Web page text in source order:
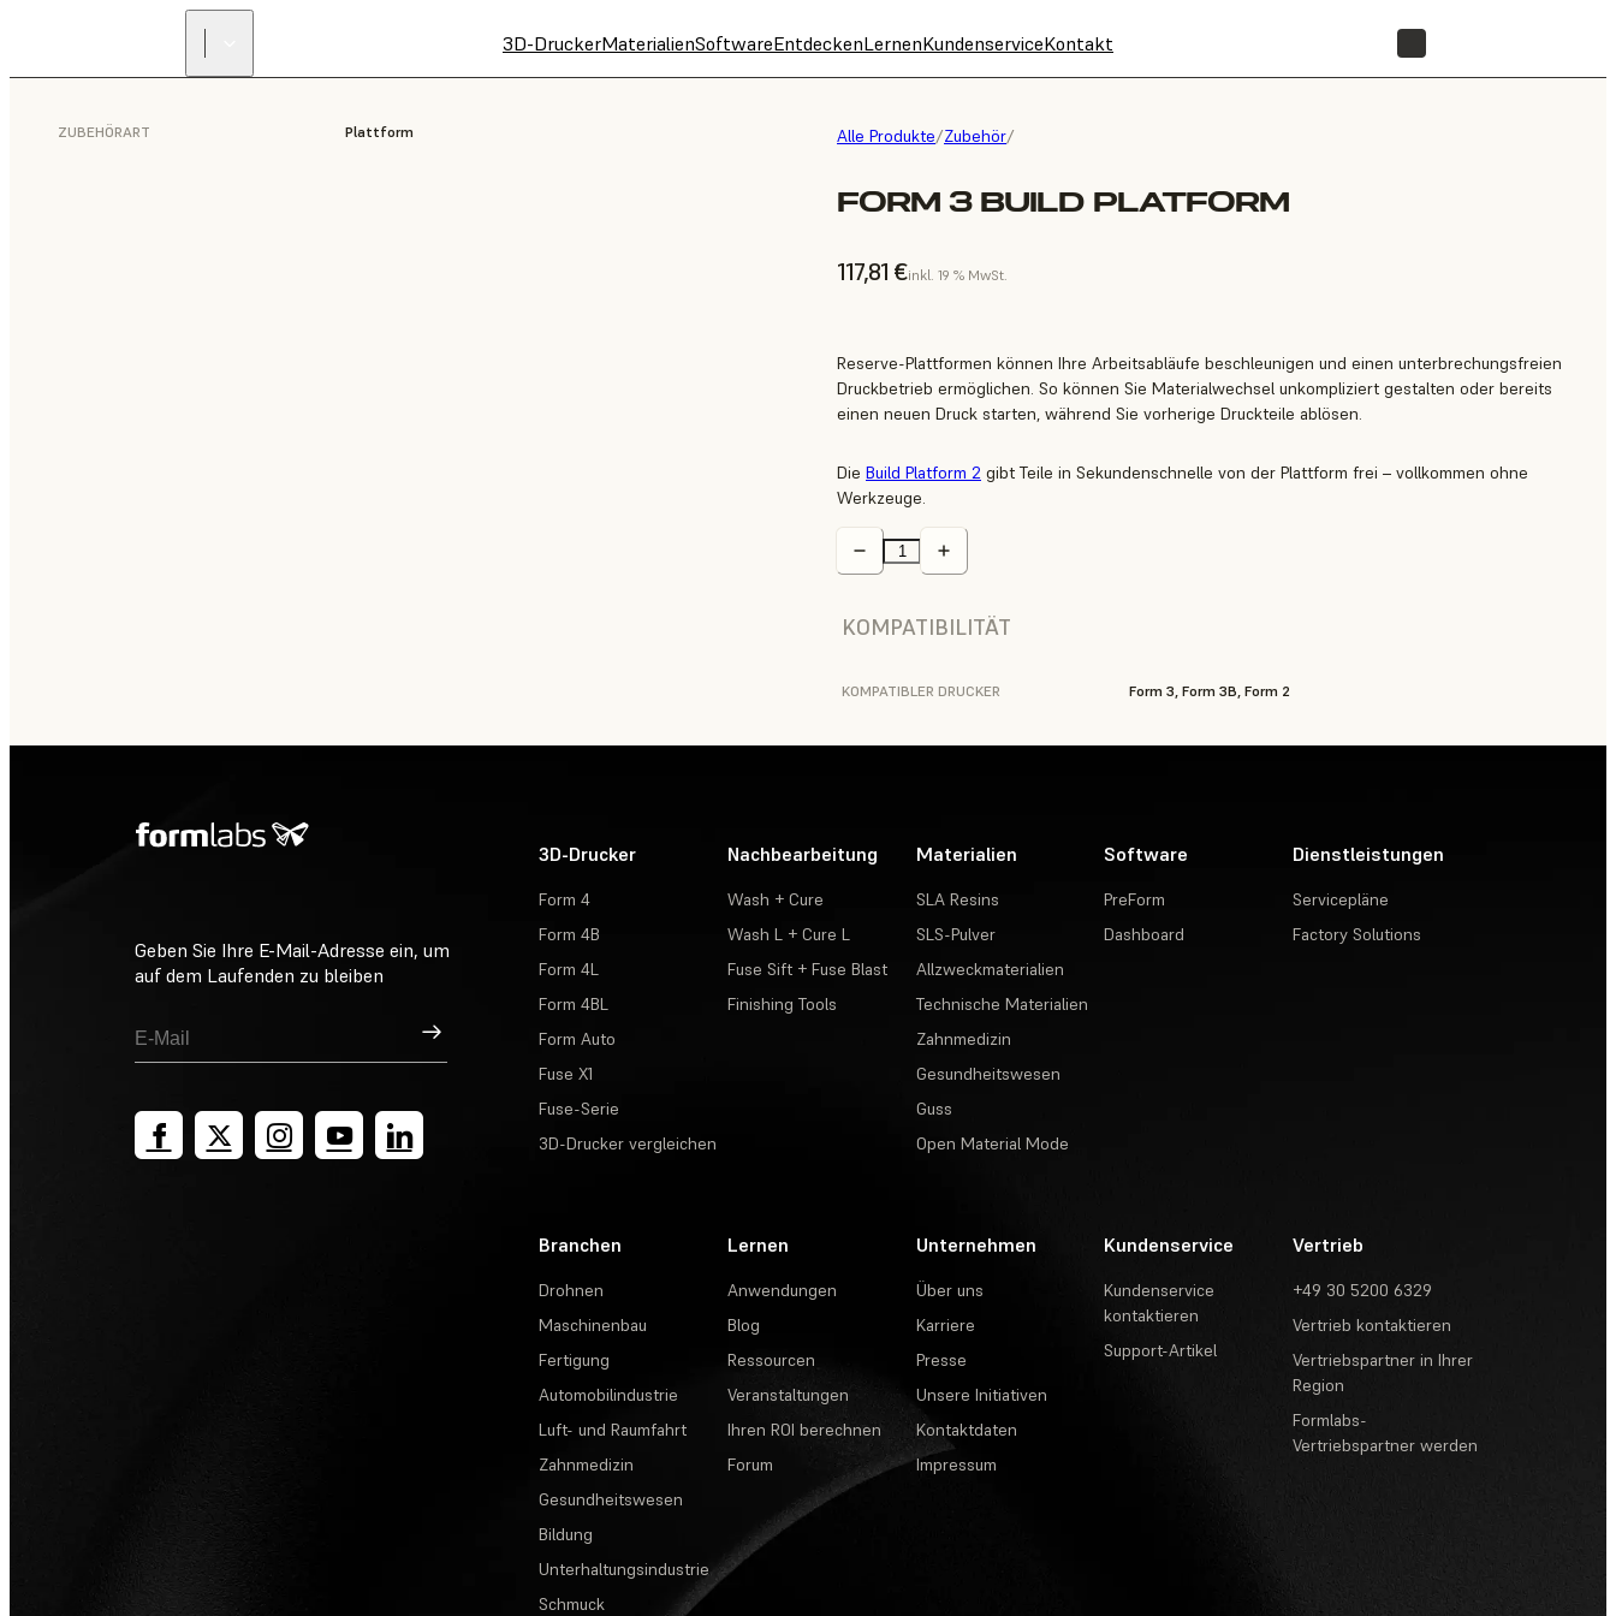
3D-DruckerMaterialienSoftwareEntdeckenLernenKundenserviceKontakt
Alle Produkte/Zubehör/
FORM 3 BUILD PLATFORM
117,81 €inkl. 19 % MwSt.
ZUBEHÖRART Plattform
Reserve-Plattformen können Ihre Arbeitsabläufe beschleunigen und einen unterbrechungsfreien
Druckbetrieb ermöglichen. So können Sie Materialwechsel unkompliziert gestalten oder bereits
einen neuen Druck starten, während Sie vorherige Druckteile ablösen.
Die Build Platform 2 gibt Teile in Sekundenschnelle von der Plattform frei – vollkommen ohne
Werkzeuge.
KOMPATIBILITÄT
KOMPATIBLER DRUCKER Form 3, Form 3B, Form 2
Geben Sie Ihre E-Mail-Adresse ein, um
auf dem Laufenden zu bleiben
Registrieren
3D-Drucker
Form 4
Form 4B
Form 4L
Form 4BL
Form Auto
Fuse X1
Fuse-Serie
3D-Drucker vergleichen
Nachbearbeitung
Wash + Cure
Wash L + Cure L
Fuse Sift + Fuse Blast
Finishing Tools
Materialien
SLA Resins
SLS-Pulver
Allzweckmaterialien
Technische Materialien
Zahnmedizin
Gesundheitswesen
Guss
Open Material Mode
Software
PreForm
Dashboard
Dienstleistungen
Servicepläne
Factory Solutions
Branchen
Drohnen
Maschinenbau
Fertigung
Automobilindustrie
Luft- und Raumfahrt
Zahnmedizin
Gesundheitswesen
Bildung
Unterhaltungsindustrie
Schmuck
Lernen
Anwendungen
Blog
Ressourcen
Veranstaltungen
Ihren ROI berechnen
Forum
Unternehmen
Über uns
Karriere
Presse
Unsere Initiativen
Kontaktdaten
Impressum
Kundenservice
Kundenservice
kontaktieren
Support-Artikel
Vertrieb
+49 30 5200 6329
Vertrieb kontaktieren
Vertriebspartner in Ihrer
Region
Formlabs-
Vertriebspartner werden